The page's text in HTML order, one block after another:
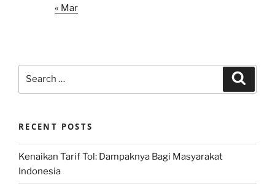
« Mar
RECENT POSTS
Kenaikan Tarif Tol: Dampaknya Bagi Masyarakat
Indonesia